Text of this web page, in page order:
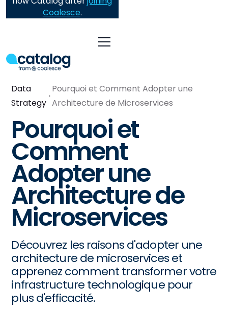
Coalesce.
Data
Strategy
Pourquoi et Comment Adopter une
Architecture de Microservices
Pourquoi et
Comment
Adopter une
Architecture de
Microservices
Découvrez les raisons d'adopter une
architecture de microservices et
apprenez comment transformer votre
infrastructure technologique pour
plus d'efficacité.